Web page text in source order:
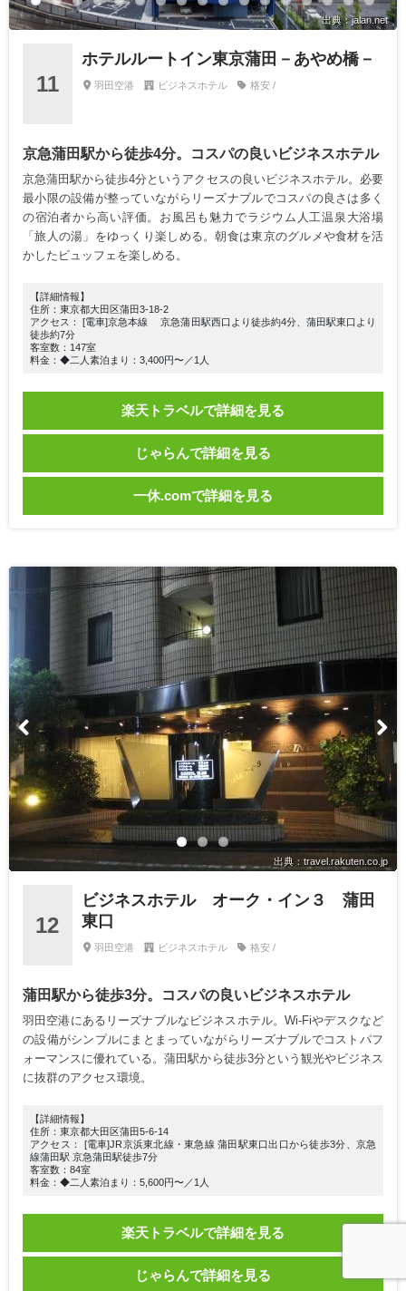
出典：jalan.net
11
ホテルルートイン東京蒲田－あやめ橋－
羽田空港 ビジネスホテル 格安 /
京急蒲田駅から徒歩4分。コスパの良いビジネスホテル
京急蒲田駅から徒歩4分というアクセスの良いビジネスホテル。必要
最小限の設備が整っていながらリーズナブルでコスパの良さは多く
の宿泊者から高い評価。お風呂も魅力でラジウム人工温泉大浴場
「旅人の湯」をゆっくり楽しめる。朝食は東京のグルメや食材を活
かしたビュッフェを楽しめる。
【詳細情報】
住所：東京都大田区蒲田3-18-2
アクセス： [電車]京急本線 京急蒲田駅西口より徒歩約4分、蒲田駅東口より
徒歩約7分
客室数：147室
料金：◆二人素泊まり：3,400円〜／1人
楽天トラベルで詳細を見る
じゃらんで詳細を見る
一休.comで詳細を見る
出典：travel.rakuten.co.jp
12
ビジネスホテル オーク・イン３ 蒲田
東口
羽田空港 ビジネスホテル 格安 /
蒲田駅から徒歩3分。コスパの良いビジネスホテル
羽田空港にあるリーズナブルなビジネスホテル。Wi-Fiやデスクなど
の設備がシンプルにまとまっていながらリーズナブルでコストパフ
ォーマンスに優れている。蒲田駅から徒歩3分という観光やビジネス
に抜群のアクセス環境。
【詳細情報】
住所：東京都大田区蒲田5-6-14
アクセス： [電車]JR京浜東北線・東急線 蒲田駅東口出口から徒歩3分、京急
線蒲田駅 京急蒲田駅徒歩7分
客室数：84室
料金：◆二人素泊まり：5,600円〜／1人
楽天トラベルで詳細を見る
じゃらんで詳細を見る